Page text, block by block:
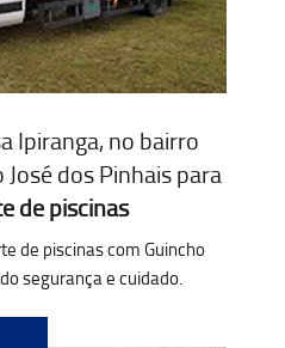
Ipiranga, no bairro
dos Pinhais para
de piscinas
de piscinas com Guincho
segurança e cuidado.